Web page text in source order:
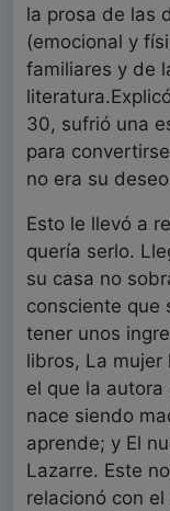
la prosa de las
(emocional y
familiares y de
30, sufrió una
para
no era su
Esto le llevó a
quería serlo.
su casa no
consciente que
tener unos
libros, La mujer
el que la
nace siendo
aprende; y El
Lazarre. Este
relacionó con